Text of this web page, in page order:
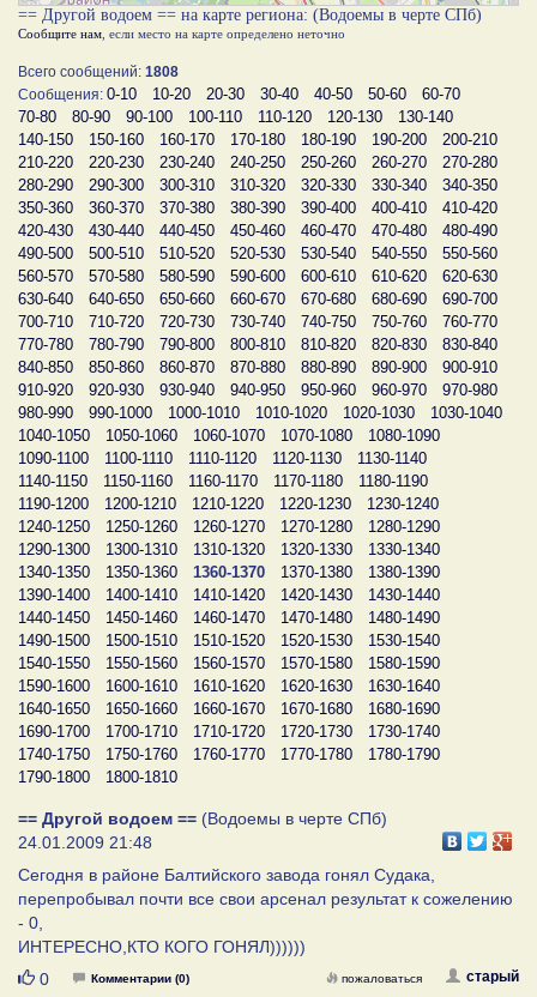
== Другой водоем == на карте региона: (Водоемы в черте СПб)
Сообщите нам , если место на карте определено неточно
Всего сообщений: 1808
Сообщения: 0-10 10-20 20-30 30-40 40-50 50-60
60-70
70-80
80-90 90-100 100-110 110-120 120-130
130-140
140-150
150-160 160-170 170-180 180-190 190-200
200-210
210-220
220-230 230-240 240-250 250-260 260-270
270-280
280-290
290-300 300-310 310-320 320-330 330-340
340-350
350-360
360-370 370-380 380-390 390-400 400-410
410-420
420-430
430-440 440-450 450-460 460-470 470-480
480-490
490-500
500-510 510-520 520-530 530-540 540-550
550-560
560-570
570-580 580-590 590-600 600-610 610-620
620-630
630-640
640-650 650-660 660-670 670-680 680-690
690-700
700-710
710-720 720-730 730-740 740-750 750-760
760-770
770-780
780-790 790-800 800-810 810-820 820-830
830-840
840-850
850-860 860-870 870-880 880-890 890-900
900-910
910-920
920-930 930-940 940-950 950-960 960-970
970-980
980-990
990-1000 1000-1010 1010-1020 1020-1030
1030-1040
1040-1050
1050-1060 1060-1070 1070-1080
1080-1090
1090-1100
1100-1110 1110-1120 1120-1130
1130-1140
1140-1150
1150-1160 1160-1170 1170-1180
1180-1190
1190-1200
1200-1210 1210-1220 1220-1230
1230-1240
1240-1250
1250-1260 1260-1270 1270-1280
1280-1290
1290-1300
1300-1310 1310-1320 1320-1330
1330-1340
1340-1350
1350-1360 1360-1370 1370-1380
1380-1390
1390-1400
1400-1410 1410-1420 1420-1430
1430-1440
1440-1450
1450-1460 1460-1470 1470-1480
1480-1490
1490-1500
1500-1510 1510-1520 1520-1530
1530-1540
1540-1550
1550-1560 1560-1570 1570-1580
1580-1590
1590-1600
1600-1610 1610-1620 1620-1630
1630-1640
1640-1650
1650-1660 1660-1670 1670-1680
1680-1690
1690-1700
1700-1710 1710-1720 1720-1730
1730-1740
1740-1750
1750-1760 1760-1770 1770-1780
1780-1790
1790-1800
1800-1810
== Другой водоем == (Водоемы в черте СПб)
24.01.2009 21:48
Сегодня в районе Балтийского завода гонял Судака,
перепробывал почти все свои арсенал результат к сожелению
- 0,
ИНТЕРЕСНО,КТО КОГО ГОНЯЛ))))))
Нравится
0 Комментарии (0) старый
пожаловаться